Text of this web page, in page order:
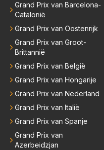
Grand Prix van Barcelona-
Catalonië
Grand Prix van Oostenrijk
Grand Prix van Groot-
Brittannië
Grand Prix van België
Grand Prix van Hongarije
Grand Prix van Nederland
Grand Prix van Italië
Grand Prix van Spanje
Grand Prix van
Azerbeidzjan